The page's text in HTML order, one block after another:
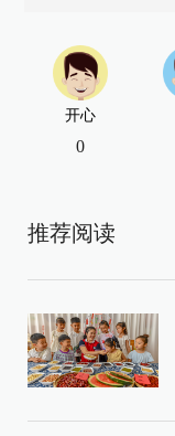
开心
0
推荐阅读